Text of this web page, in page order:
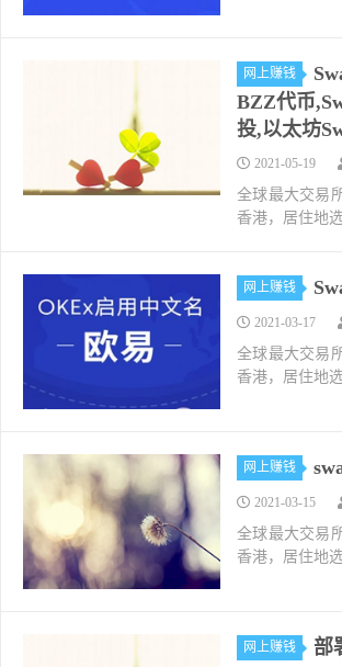
网上赚钱
BZZ代币
投,以太坊
2021-05-19
全球最大交易
香港，居住地
网上赚钱
2021-03-17
全球最大交易
香港，居住地
网上赚钱
2021-03-15
全球最大交易
香港，居住地
网上赚钱 部